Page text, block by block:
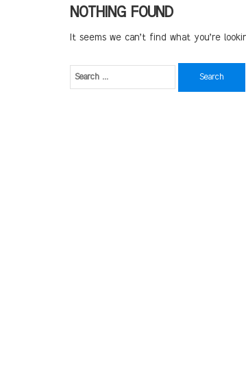
NOTHING FOUND
It seems we can’t find what you’re